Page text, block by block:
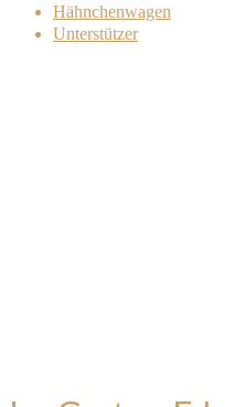
Hähnchenwagen
Unterstützer